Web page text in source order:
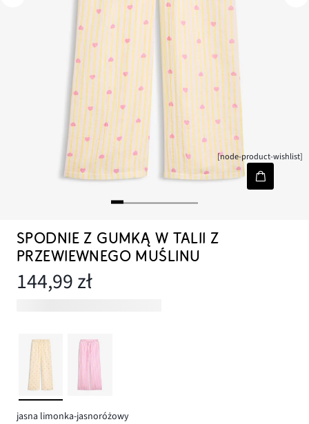
[node-product-wishlist]
SPODNIE Z GUMKĄ W TALII Z
PRZEWIEWNEGO MUŚLINU
144,99 zł
jasna limonka-jasnoróżowy